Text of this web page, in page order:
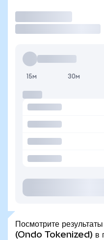
15м 30м
Посмотрите
(Ondo Tokenized) в